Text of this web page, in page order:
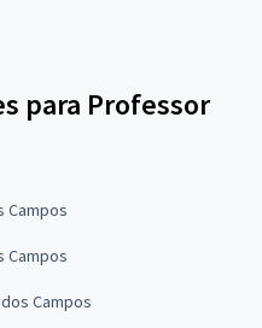
para Professor
Campos
Campos
Campos